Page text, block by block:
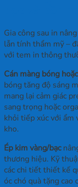
Gia công sau in
lẫn tính thẩm mỹ –
với tem in thông
Cán màng bóng
bóng tăng độ sáng
mang lại cảm giác
sang trọng hoặc
khỏi tiếp xúc với ẩm
kho.
Ép kim vàng/bạc
thương hiệu. Kỹ
các chi tiết thiết kế
óc chó quà tặng cao